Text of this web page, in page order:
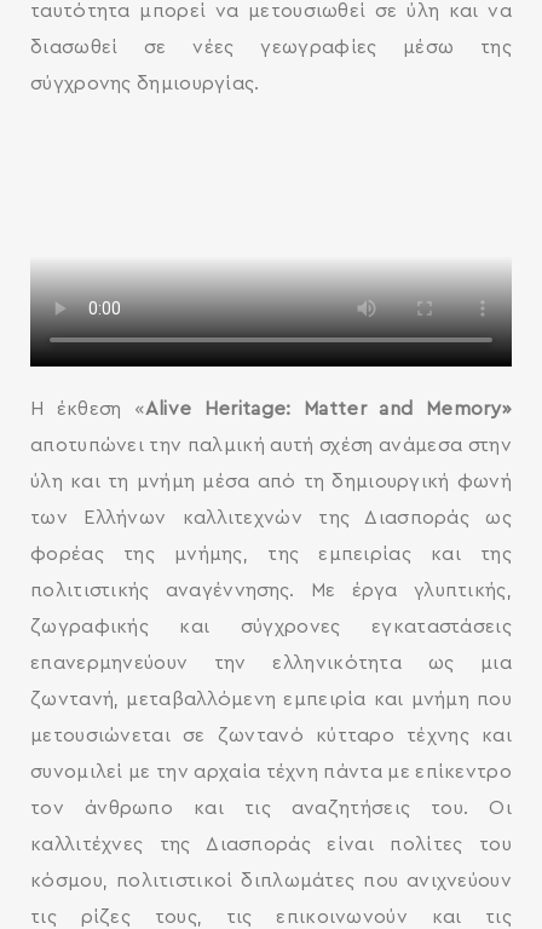
SEARCH AND PRESS ENTER
ταυτότητα μπορεί να μετουσιωθεί σε ύλη και να
διασωθεί σε νέες γεωγραφίες μέσω της
σύγχρονης δημιουργίας.
Η έκθεση «Alive Heritage: Matter and Memory»
αποτυπώνει την παλμική αυτή σχέση ανάμεσα στην
ύλη και τη μνήμη μέσα από τη δημιουργική φωνή
των Ελλήνων καλλιτεχνών της Διασποράς ως
φορέας της μνήμης, της εμπειρίας και της
πολιτιστικής αναγέννησης. Με έργα γλυπτικής,
ζωγραφικής και σύγχρονες εγκαταστάσεις
επανερμηνεύουν την ελληνικότητα ως μια
ζωντανή, μεταβαλλόμενη εμπειρία και μνήμη που
μετουσιώνεται σε ζωντανό κύτταρο τέχνης και
συνομιλεί με την αρχαία τέχνη πάντα με επίκεντρο
τον άνθρωπο και τις αναζητήσεις του. Οι
καλλιτέχνες της Διασποράς είναι πολίτες του
κόσμου, πολιτιστικοί διπλωμάτες που ανιχνεύουν
τις ρίζες τους, τις επικοινωνούν και τις